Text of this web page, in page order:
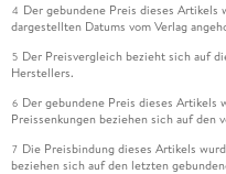
4 Der gebundene Preis dieses
dargestellten Datums vom Verlag
5 Der Preisvergleich bezieht sich auf
Herstellers.
6 Der gebundene Preis dieses Artikels
Preissenkungen beziehen sich auf den
7 Die Preisbindung dieses Artikels
beziehen sich auf den letzten